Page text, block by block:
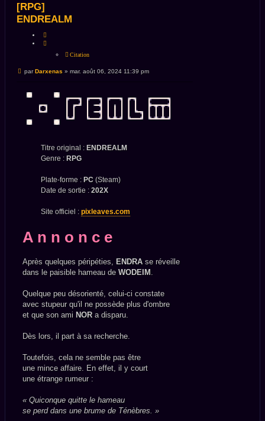
[RPG]
ENDREALM
Citation
Message
parDarxenas » mar. août 06, 2024 11:39 pm
Titre original : ENDREALM
Genre : RPG
Plate-forme : PC (Steam)
Date de sortie : 202X
Site officiel : pixleaves.com
A n n o n c e
Après quelques péripéties, ENDRA se réveille
dans le paisible hameau de WODEIM
Quelque peu désorienté, celui-ci constate
avec stupeur qu'il ne possède plus d'ombre
et que son ami NOR a disparu.
Dès lors, il part à sa recherche.
Toutefois, cela ne semble pas être
une mince affaire. En effet, il y court
une étrange rumeur :
« Quiconque quitte le hameau
se perd dans une brume de Ténèbres. »